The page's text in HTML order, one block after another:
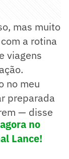
mas muito
a rotina
viagens
no meu
preparada
— disse
no
Lance!